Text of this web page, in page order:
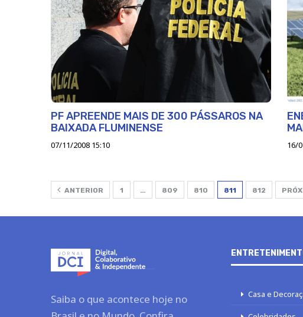
PF APREENDE MAIS DE 300 PÁSSAROS NA
BAIXADA FLUMINENSE
07/11/2008 15:10 16/
ANTERIOR 1 … 809 810 811 812
Saiba o que acontece hoje no
Casa e